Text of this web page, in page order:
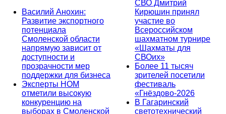
Василий Анохин:
Развитие экспортного
потенциала
Смоленской области
напрямую зависит от
доступности и
прозрачности мер
поддержки для бизнеса
Эксперты НОМ
отметили высокую
конкуренцию на
выборах в Смоленской
СВО Дмитрий
Кирюшин принял
участие во
Всероссийском
шахматном турнире
«Шахматы для
СВОих»
Более 11 тысяч
зрителей посетили
фестиваль
«Гнёздово-2026
В Гагаринский
светотехнический